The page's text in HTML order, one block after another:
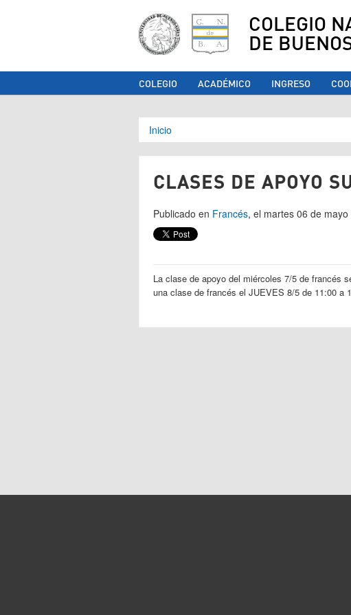
COLEGIO
DE
COLEGIO ACADÉMICO INGRESO
Se encuentra usted
Inicio
CLASES DE APOYO
Publicado en Francés, el martes 06 de
La clase de apoyo del miércoles 7/5 de
una clase de francés el JUEVES 8/5 de 11:00 a